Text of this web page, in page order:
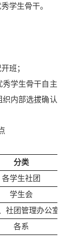
学生骨干。
班；
秀学生骨干自主
内部选拔确认
分类
各学生社团
学生会
社团管理办公室
各系